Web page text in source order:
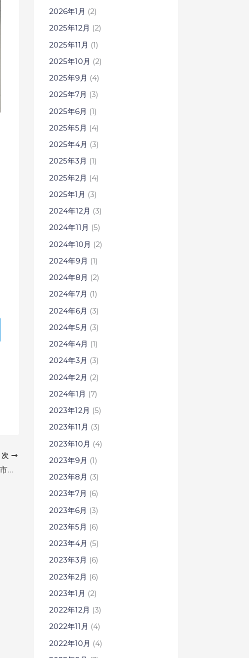
次
アコーディオン網戸の設置 日野市南平
2026年1月 (2)
2025年12月 (2)
2025年11月 (1)
2025年10月 (2)
2025年9月 (4)
2025年7月 (3)
2025年6月 (1)
2025年5月 (4)
2025年4月 (3)
2025年3月 (1)
2025年2月 (4)
2025年1月 (3)
2024年12月 (3)
2024年11月 (5)
2024年10月 (2)
2024年9月 (1)
2024年8月 (2)
2024年7月 (1)
2024年6月 (3)
2024年5月 (3)
2024年4月 (1)
2024年3月 (3)
2024年2月 (2)
2024年1月 (7)
2023年12月 (5)
2023年11月 (3)
2023年10月 (4)
2023年9月 (1)
2023年8月 (3)
2023年7月 (6)
2023年6月 (3)
2023年5月 (6)
2023年4月 (5)
2023年3月 (6)
2023年2月 (6)
2023年1月 (2)
2022年12月 (3)
2022年11月 (4)
2022年10月 (4)